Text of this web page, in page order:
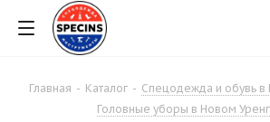
Главная - Каталог - Спецодежда и обувь в
Головные уборы в Новом